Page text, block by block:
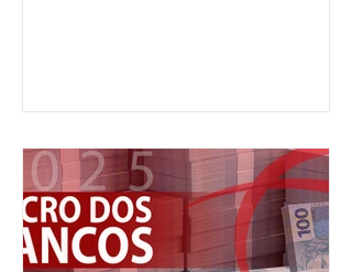
patrimônio líquido médio anualizado
(ROE), no Brasil, chegou a 26% no
semestre, avanço de 2,1 pontos
percentuais em 12 meses. Apesar dos
resultados expressivos, o banco conti